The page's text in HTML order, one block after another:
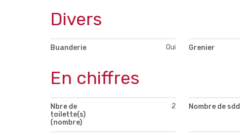
Divers
Buanderie Oui Grenier
En chiffres
Nbre de
toilette(s)
(nombre)
2 Nombre de sdd